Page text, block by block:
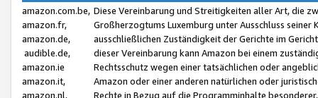
amazon.com.be,
amazon.fr,
amazon.de,
audible.de,
amazon.ie
amazon.it,
amazon.nl,
Diese Vereinbarung und Streitigkeiten aller Art, die
Großherzogtums Luxemburg unter Ausschluss
ausschließlichen Zuständigkeit der Gerichte im
dieser Vereinbarung kann Amazon bei einem
Rechtsschutz wegen einer tatsächlichen oder
Amazon oder einer anderen natürlichen oder
Rechte in Bezug auf die Programminhalte